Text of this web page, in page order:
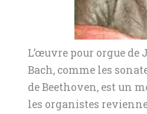
L’œuvre pour orgue de
Bach, comme les
de Beethoven, est un
les organistes